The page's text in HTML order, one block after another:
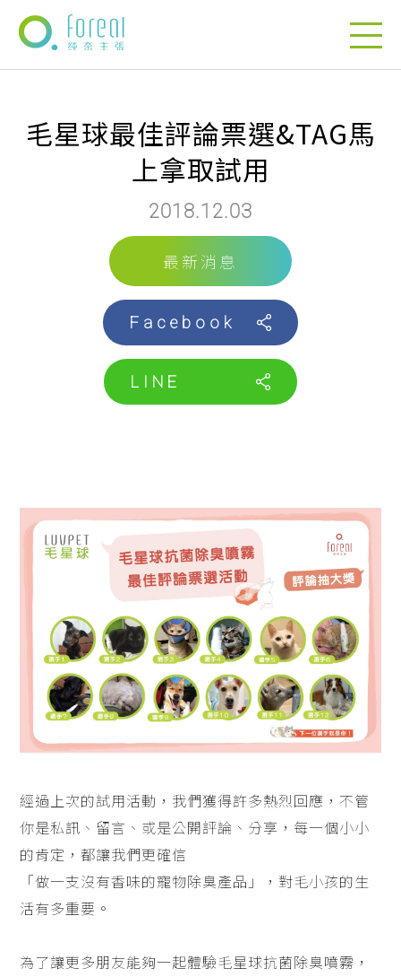
毛星球最佳評論票選&TAG馬
上拿取試用
2018.12.03
最新消息
Facebook
LINE
經過上次的試用活動，我們獲得許多熱烈回應，不管
你是私訊、留言、或是公開評論、分享，每一個小小
的肯定，都讓我們更確信
「做一支沒有香味的寵物除臭產品」，對毛小孩的生
活有多重要。
為了讓更多朋友能夠一起體驗毛星球抗菌除臭噴霧，